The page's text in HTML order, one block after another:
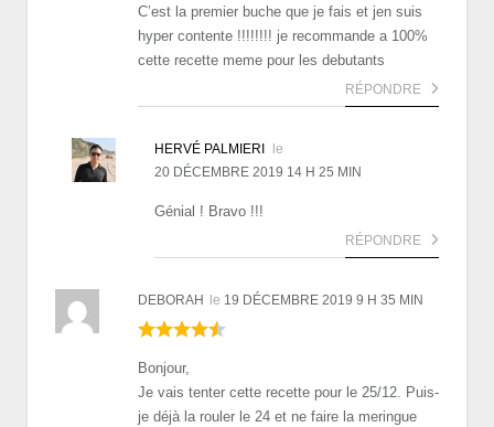
C’est la premier buche que je fais et jen suis
hyper contente !!!!!!!! je recommande a 100%
cette recette meme pour les debutants
RÉPONDRE
HERVÉ PALMIERI
le
20 DÉCEMBRE 2019 14 H 25 MIN
Génial ! Bravo !!!
RÉPONDRE
DEBORAH le 19 DÉCEMBRE 2019 9 H 35 MIN
Bonjour,
Je vais tenter cette recette pour le 25/12. Puis-
je déjà la rouler le 24 et ne faire la meringue